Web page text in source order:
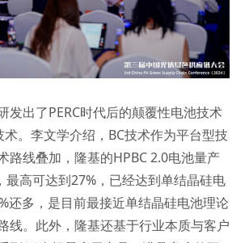
发出了PERC时代后的颠覆性电池技术
。李文学介绍，BC技术作为平台型技
路线叠加，隆基的HPBC 2.0电池量产
最高可达到27%，已经达到单结晶硅电
还多，是目前最接近单结晶硅电池理论
线。此外，隆基还基于行业本质与客户